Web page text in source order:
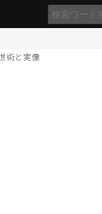
術と実像